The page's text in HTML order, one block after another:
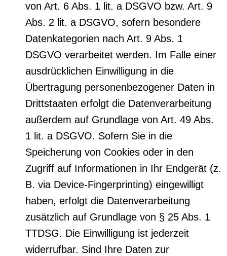
von Art. 6 Abs. 1 lit. a DSGVO bzw. Art. 9
Abs. 2 lit. a DSGVO, sofern besondere
Datenkategorien nach Art. 9 Abs. 1
DSGVO verarbeitet werden. Im Falle einer
ausdrücklichen Einwilligung in die
Übertragung personenbezogener Daten in
Drittstaaten erfolgt die Datenverarbeitung
außerdem auf Grundlage von Art. 49 Abs.
1 lit. a DSGVO. Sofern Sie in die
Speicherung von Cookies oder in den
Zugriff auf Informationen in Ihr Endgerät (z.
B. via Device-Fingerprinting) eingewilligt
haben, erfolgt die Datenverarbeitung
zusätzlich auf Grundlage von § 25 Abs. 1
TTDSG. Die Einwilligung ist jederzeit
widerrufbar. Sind Ihre Daten zur